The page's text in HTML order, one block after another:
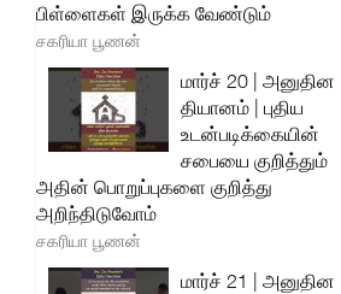
பிள்ளைகள் இருக்க வேண்டும்
சகரியா பூணன்
மார்ச் 20 | அனுதின
தியானம் | புதிய
உடன்படிக்கையின்
சபையை குறித்தும்
அதின் பொறுப்புகளை குறித்து
அறிந்திடுவோம்
சகரியா பூணன்
மார்ச் 21 | அனுதின